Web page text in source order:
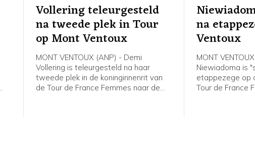
Vollering teleurgesteld
na tweede plek in Tour
op Mont Ventoux
MONT VENTOUX (ANP) - Demi
Vollering is teleurgesteld na haar
tweede plek in de koninginnenrit van
de Tour de France Femmes naar de
na
Ventoux
MONT
Niewiadoma is
etappezege op
Tour de France